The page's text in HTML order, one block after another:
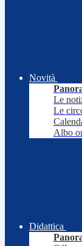
Novità
Le
Le
Albo
Didattica